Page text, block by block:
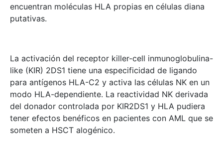
encuentran moléculas HLA propias en células diana
putativas.
La activación del receptor killer-cell inmunoglobulina-
like (KIR) 2DS1 tiene una especificidad de ligando
para antígenos HLA-C2 y activa las células NK en un
modo HLA-dependiente. La reactividad NK derivada
del donador controlada por KIR2DS1 y HLA pudiera
tener efectos benéficos en pacientes con AML que se
someten a HSCT alogénico.